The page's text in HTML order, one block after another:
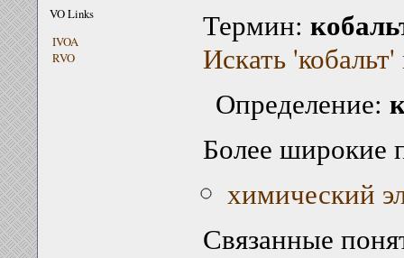
VO Links
IVOA
RVO
Термин:
Искать
Определение:
Более широкие
химический
Связанные